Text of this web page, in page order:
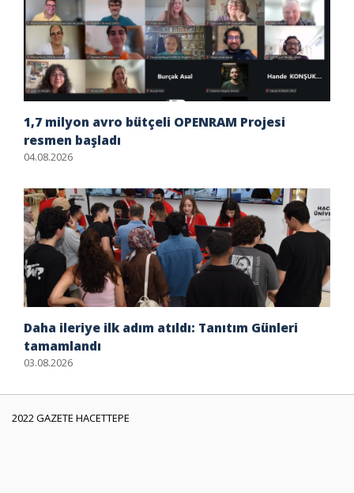
1,7 milyon avro bütçeli OPENRAM Projesi
resmen başladı
04.08.2026
Daha ileriye ilk adım atıldı: Tanıtım Günleri
tamamlandı
03.08.2026
2022 GAZETE HACETTEPE